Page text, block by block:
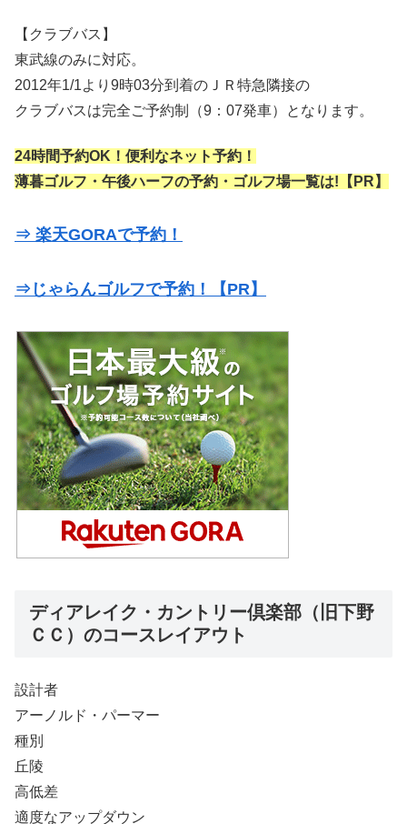
【クラブバス】
東武線のみに対応。
2012年1/1より9時03分到着のＪＲ特急隣接の
クラブバスは完全ご予約制（9：07発車）となります。
24時間予約OK！便利なネット予約！
薄暮ゴルフ・午後ハーフの予約・ゴルフ場一覧は!【PR】
⇒ 楽天GORAで予約！
⇒じゃらんゴルフで予約！【PR】
ディアレイク・カントリー倶楽部（旧下野
ＣＣ）のコースレイアウト
設計者
アーノルド・パーマー
種別
丘陵
高低差
適度なアップダウン